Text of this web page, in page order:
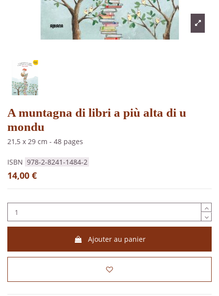
A muntagna di libri a più alta di u
mondu
21,5 x 29 cm - 48 pages
ISBN 978-2-8241-1484-2
14,00 €
Ajouter au panier